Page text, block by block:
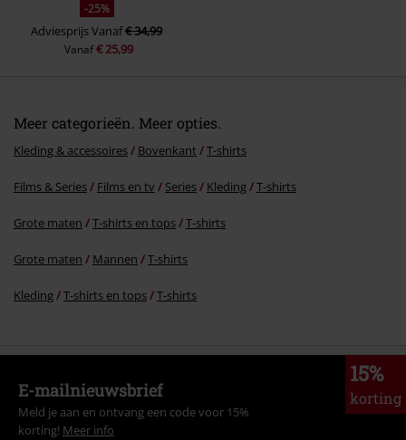
-25%
AdviesprijsVanaf€ 34,99
Vanaf€ 25,99
Meer categorieën. Meer opties.
Kleding & accessoires Bovenkant T-shirts
Films & Series Films en tv Series Kleding T-shirts
Grote maten T-shirts en tops T-shirts
Grote maten Mannen T-shirts
Kleding T-shirts en tops T-shirts
15%
korting
E-mailnieuwsbrief
Meld je aan en ontvang een code voor 15%
korting! Meer info